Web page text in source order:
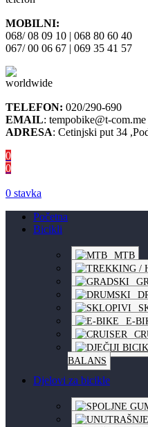
MOBILNI:
068/ 08 09 10 | 068 80 60 40
067/ 00 06 67 | 069 35 41 57
TELEFON: 020/290-690
EMAIL: tempobike@t-com.me
ADRESA: Cetinjski put 34
0
0
0 stavka
Početna
Bicikli
MTB
E-
BALANS
Djelovi za bicikle